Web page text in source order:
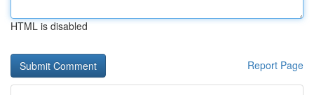
HTML is disabled
Report Page